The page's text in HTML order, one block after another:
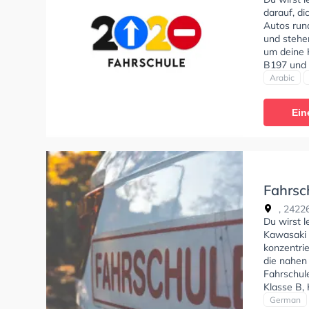
darauf,
Autos
und
um deine
B197
wird sich
Arabic
,
Du wirst
die
Klasse B,
German